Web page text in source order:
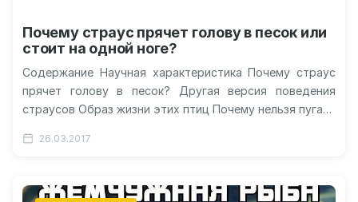
Почему страус прячет голову в песок или
стоит на одной ноге?
Содержание Научная характеристика Почему страус
прячет голову в песок? Другая версия поведения
страусов Образ жизни этих птиц Почему нельзя пугать
26.03.2017